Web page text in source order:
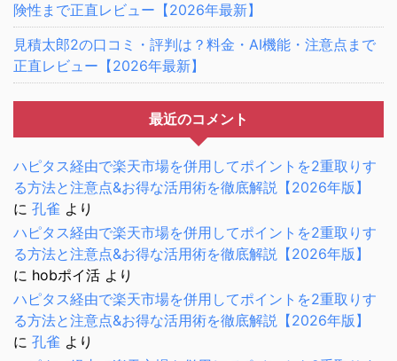
険性まで正直レビュー【2026年最新】
見積太郎2の口コミ・評判は？料金・AI機能・注意点まで
正直レビュー【2026年最新】
最近のコメント
ハピタス経由で楽天市場を併用してポイントを2重取りす
る方法と注意点&お得な活用術を徹底解説【2026年版】
に 孔雀 より
ハピタス経由で楽天市場を併用してポイントを2重取りす
る方法と注意点&お得な活用術を徹底解説【2026年版】
に hobポイ活 より
ハピタス経由で楽天市場を併用してポイントを2重取りす
る方法と注意点&お得な活用術を徹底解説【2026年版】
に 孔雀 より